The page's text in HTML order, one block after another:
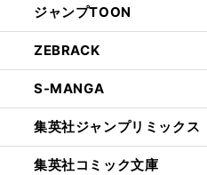
ジャンプTOON
ZEBRACK
S-MANGA
集英社ジャンプリミックス
集英社コミック文庫